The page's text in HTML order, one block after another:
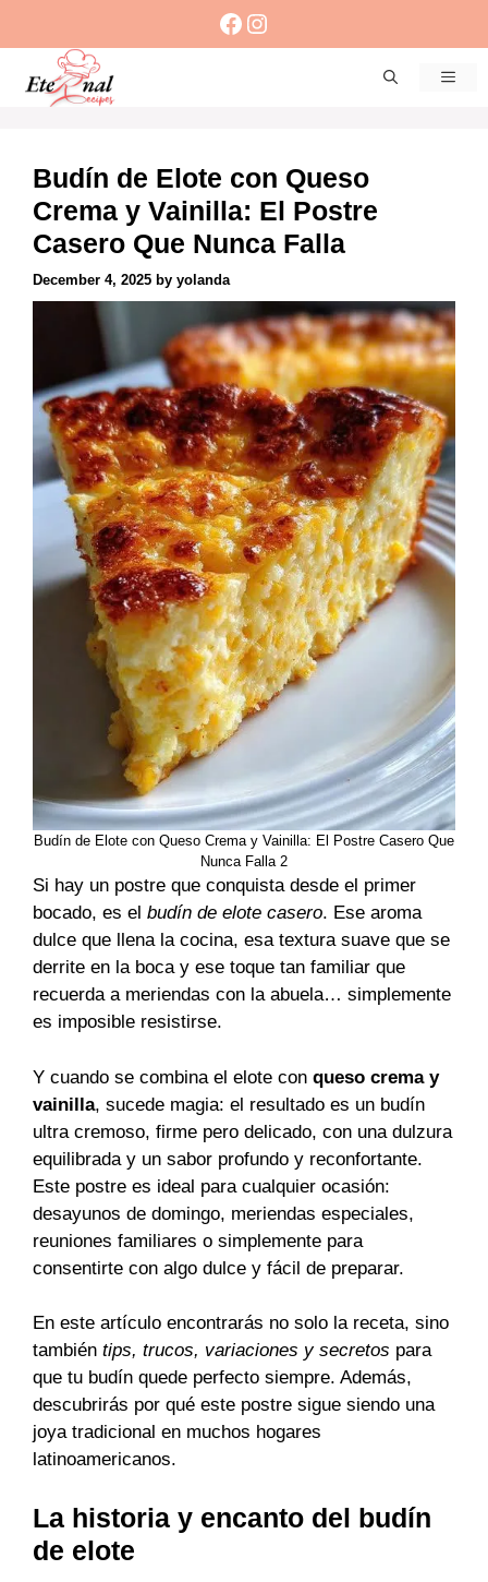
content
Facebook
Instagram
Budín de Elote con Queso
Crema y Vainilla: El Postre
Casero Que Nunca Falla
December 4, 2025 by yolanda
Budín de Elote con Queso Crema y Vainilla: El Postre Casero Que
Nunca Falla 2
Si hay un postre que conquista desde el primer
bocado, es el budín de elote casero. Ese aroma
dulce que llena la cocina, esa textura suave que se
derrite en la boca y ese toque tan familiar que
recuerda a meriendas con la abuela… simplemente
es imposible resistirse.
Y cuando se combina el elote con queso crema y
vainilla, sucede magia: el resultado es un budín
ultra cremoso, firme pero delicado, con una dulzura
equilibrada y un sabor profundo y reconfortante.
Este postre es ideal para cualquier ocasión:
desayunos de domingo, meriendas especiales,
reuniones familiares o simplemente para
consentirte con algo dulce y fácil de preparar.
En este artículo encontrarás no solo la receta, sino
también tips, trucos, variaciones y secretos para
que tu budín quede perfecto siempre. Además,
descubrirás por qué este postre sigue siendo una
joya tradicional en muchos hogares
latinoamericanos.
La historia y encanto del budín
de elote